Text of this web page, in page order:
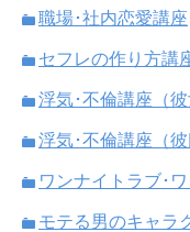
職場･社内恋愛講座
セフレの作り方講
浮気･不倫講座（
浮気･不倫講座（彼
ワンナイトラブ･
モテる男のキャラ